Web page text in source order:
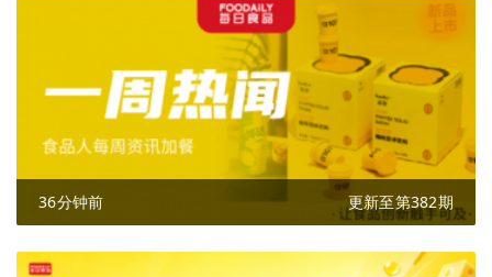
36分钟前 更新至第382期